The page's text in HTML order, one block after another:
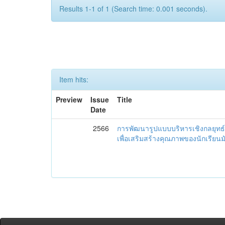
Results 1-1 of 1 (Search time: 0.001 seconds).
Item hits:
Preview
Issue
Date
Title
2566
การพัฒนารูปแบบบริหารเชิงกลยุท
เพื่อเสริมสร้างคุณภาพของนักเรียน